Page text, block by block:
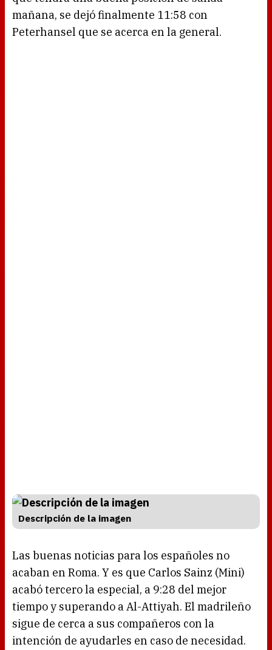
mañana, se dejó finalmente 11:58 con
Peterhansel que se acerca en la general.
Descripción de la imagen
Las buenas noticias para los españoles no
acaban en Roma. Y es que Carlos Sainz (Mini)
acabó tercero la especial, a 9:28 del mejor
tiempo y superando a Al-Attiyah. El madrileño
sigue de cerca a sus compañeros con la
intención de ayudarles en caso de necesidad.